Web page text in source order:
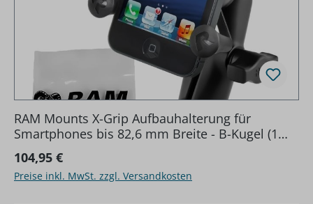
RAM Mounts X-Grip Aufbauhalterung für
Smartphones bis 82,6 mm Breite - B-Kugel (1
Zoll), Diamond-Basisplatte (Trapez), mittlerer
Verbindungsarm, Schra
Regulärer Preis:
104,95 €
Preise inkl. MwSt. zzgl. Versandkosten